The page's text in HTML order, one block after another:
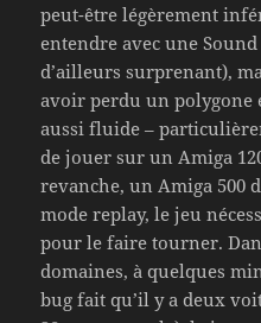
peut-être légèrement
entendre avec une
d’ailleurs surprenant),
avoir perdu un polygone
aussi fluide –
de jouer sur un Amiga
revanche, un Amiga 500
mode replay, le jeu
pour le faire tourner.
domaines, à quelques
bug fait qu’il y a deux